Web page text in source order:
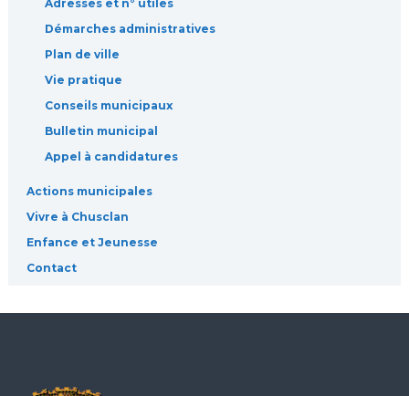
Adresses et n° utiles
Démarches administratives
Plan de ville
Vie pratique
Conseils municipaux
Bulletin municipal
Appel à candidatures
Actions municipales
Vivre à Chusclan
Enfance et Jeunesse
Contact